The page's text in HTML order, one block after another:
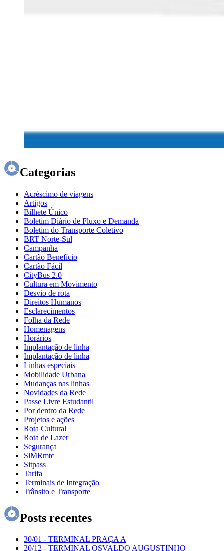
Categorias
Acréscimo de viagens
Artigos
Bilhete Único
Boletim Diário de Fluxo e Demanda
Boletim do Transporte Coletivo
BRT Norte-Sul
Campanha
Cartão Benefício
Cartão Fácil
CityBus 2.0
Cultura em Movimento
Desvio de rota
Direitos Humanos
Esclarecimentos
Folha da Rede
Homenagens
Horários
Implantação de linha
Implantação de linha
Linhas especiais
Mobilidade Urbana
Mudanças nas linhas
Novidades da Rede
Passe Livre Estudantil
Por dentro da Rede
Projetos e ações
Rota Cultural
Rota de Lazer
Segurança
SiMRmtc
Sitpass
Tarifa
Terminais de Integração
Trânsito e Transporte
Posts recentes
30/01 - TERMINAL PRAÇA A
20/12 - TERMINAL OSVALDO AUGUSTINHO